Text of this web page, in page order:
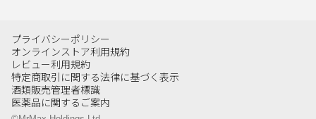
プライバシーポリシー
オンラインストア利用規約
レビュー利用規約
特定商取引に関する法律に基づく表示
酒類販売管理者標識
医薬品に関するご案内